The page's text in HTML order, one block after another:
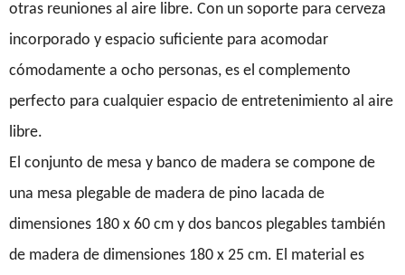
otras reuniones al aire libre. Con un soporte para cerveza
incorporado y espacio suficiente para acomodar
cómodamente a ocho personas, es el complemento
perfecto para cualquier espacio de entretenimiento al aire
libre.
El conjunto de mesa y banco de madera se compone de
una mesa plegable de madera de pino lacada de
dimensiones 180 x 60 cm y dos bancos plegables también
de madera de dimensiones 180 x 25 cm. El material es